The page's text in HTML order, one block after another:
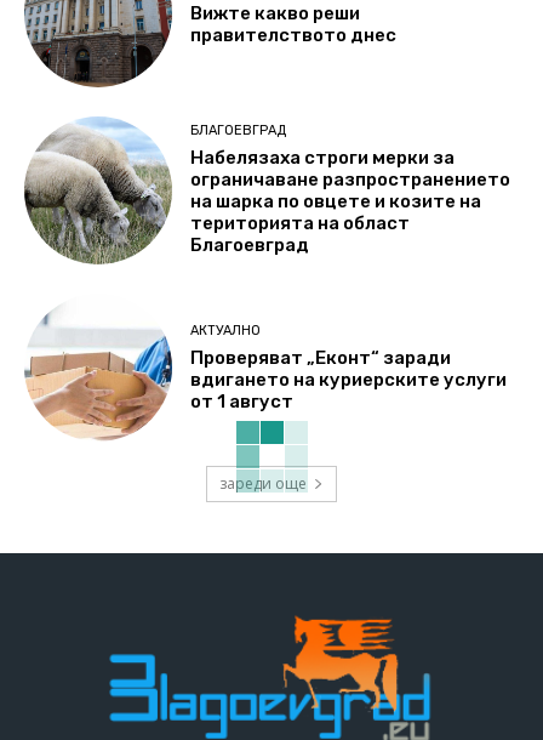
Вижте какво реши
правителството днес
БЛАГОЕВГРАД
Набелязаха строги мерки за
ограничаване разпространението
на шарка по овцете и козите на
територията на област
Благоевград
АКТУАЛНО
Проверяват „Еконт“ заради
вдигането на куриерските услуги
от 1 август
зареди още